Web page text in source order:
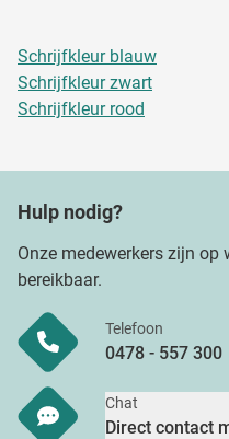
Schrijfkleur blauw
Schrijfkleur zwart
Schrijfkleur rood
Hulp nodig?
Onze medewerkers zijn
bereikbaar.
Telefoon
0478 - 557 300
Chat
Direct contact